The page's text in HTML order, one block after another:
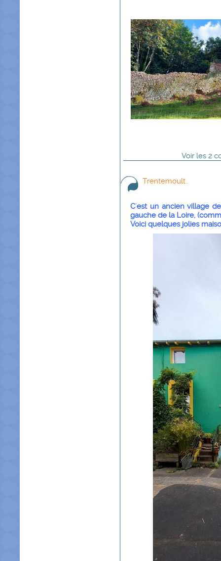
Voir les 2
Trentemoult..
C'est un ancien village
gauche de la Loire,
Voici quelques jolies